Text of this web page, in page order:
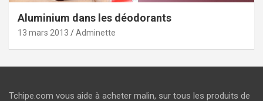
Aluminium dans les déodorants
13 mars 2013 Adminette
Tchipe.com vous aide à acheter malin, sur tous les produits de